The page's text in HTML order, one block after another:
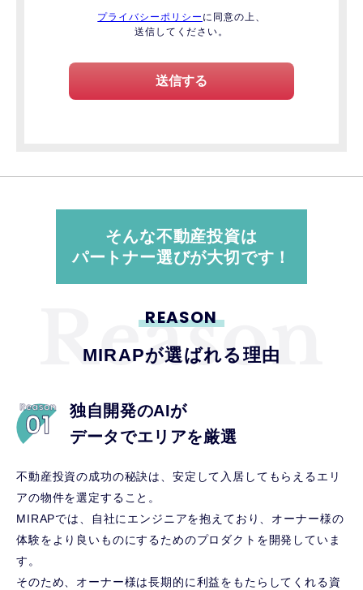
プライバシーポリシー に同意の上、
送信してください。
そんな不動産投資は
パートナー選びが大切です！
REASON
MIRAPが選ばれる理由
独自開発のAIが
データでエリアを厳選
不動産投資の成功の秘訣は、安定して入居してもらえるエリ
アの物件を選定すること。
MIRAPでは、自社にエンジニアを抱えており、オーナー様の
体験をより良いものにするためのプロダクトを開発していま
す。
そのため、オーナー様は長期的に利益をもたらしてくれる資